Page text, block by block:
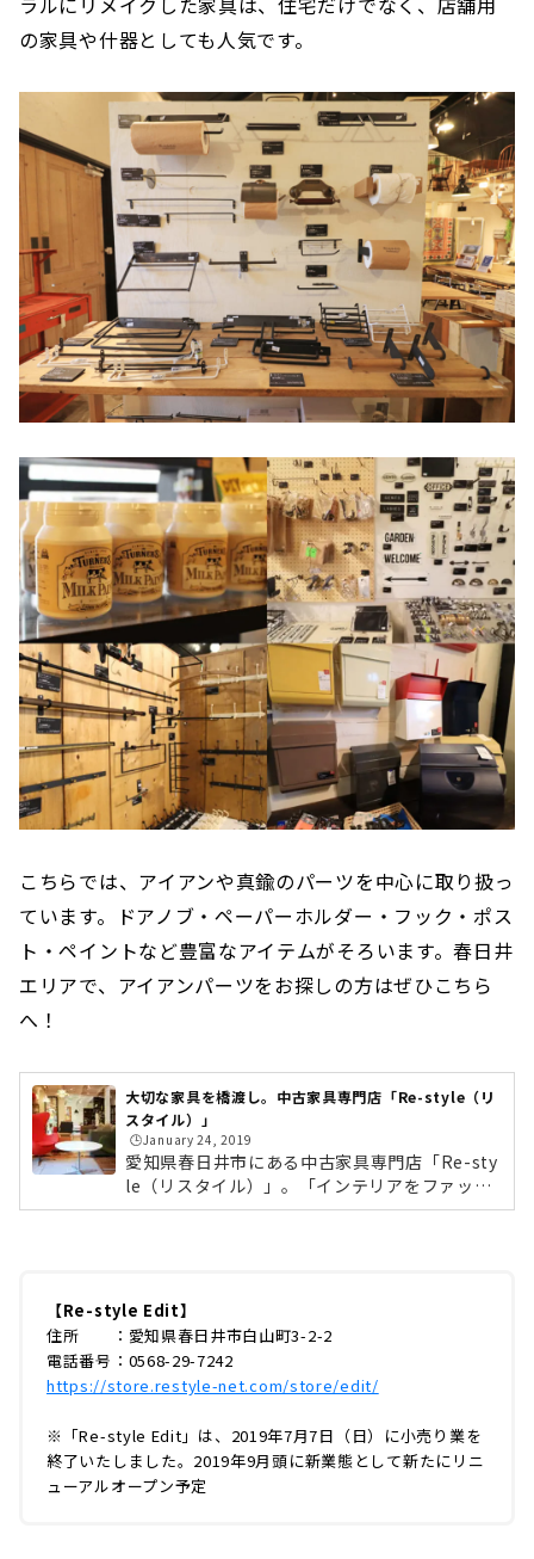
の家具や什器としても人気です。
こちらでは、アイアンや真鍮のパーツを中心に取り扱っ
ています。ドアノブ・ペーパーホルダー・フック・ポス
ト・ペイントなど豊富なアイテムがそろいます。春日井
エリアで、アイアンパーツをお探しの方はぜひこちら
へ！
大切な家具を橋渡し。中古家具専門店「Re-style（リ
スタイル）」
🕒️January 24, 2019
愛知県春日井市にある中古家具専門店「Re-sty
le（リスタイル）」。「インテリアをファッシ
ョンのように着替えよう」をコンセプトに、中
では、全国から不要になったデザイナーズ家具
を中心に買取、修理・メンテナンス、販売を行
っています。中古家具とはどのようなものなの
か、春日井にあるリスタイルの3店舗を巡りな
がら、お話を伺ってきました。「Re-style」名
古屋市内から車で30分ほど。春日井イン...
【Re-style Edit】
住所 ：愛知県春日井市白山町3-2-2
電話番号：0568-29-7242
https://store.restyle-net.com/store/edit/
※「Re-style Edit」は、2019年7月7日（日）に小売り業を
終了いたしました。2019年9月頭に新業態として新たにリニ
ューアルオープン予定